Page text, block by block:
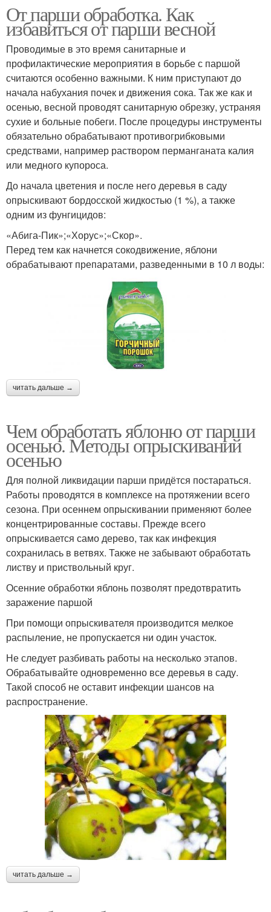
От парши обработка. Как
избавиться от парши весной
Проводимые в это время санитарные и
профилактические мероприятия в борьбе с паршой
считаются особенно важными. К ним приступают до
начала набухания почек и движения сока. Так же как и
осенью, весной проводят санитарную обрезку, устраняя
сухие и больные побеги. После процедуры инструменты
обязательно обрабатывают противогрибковыми
средствами, например раствором перманганата калия
или медного купороса.
До начала цветения и после него деревья в саду
опрыскивают бордосской жидкостью (1 %), а также
одним из фунгицидов:
«Абига-Пик»;«Хорус»;«Скор».
Перед тем как начнется сокодвижение, яблони
обрабатывают препаратами, разведенными в 10 л воды:
читать дальше →
Чем обработать яблоню от парши
осенью. Методы опрыскиваний
осенью
Для полной ликвидации парши придётся постараться.
Работы проводятся в комплексе на протяжении всего
сезона. При осеннем опрыскивании применяют более
концентрированные составы. Прежде всего
опрыскивается само дерево, так как инфекция
сохранилась в ветвях. Также не забывают обработать
листву и приствольный круг.
Осенние обработки яблонь позволят предотвратить
заражение паршой
При помощи опрыскивателя производится мелкое
распыление, не пропускается ни один участок.
Не следует разбивать работы на несколько этапов.
Обрабатывайте одновременно все деревья в саду.
Такой способ не оставит инфекции шансов на
распространение.
читать дальше →